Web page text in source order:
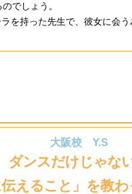
でしょう。
持った先生で、彼女に会
大阪校 Y.S
ダンスだけじゃな
伝えること」を教